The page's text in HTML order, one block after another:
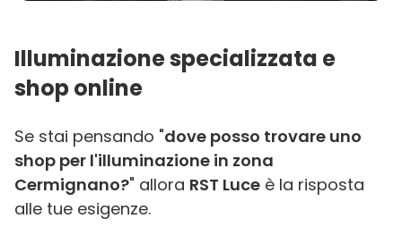
Illuminazione specializzata e
shop online
Se stai pensando "dove posso trovare uno
shop per l'illuminazione in zona
Cermignano?" allora RST Luce è la risposta
alle tue esigenze.